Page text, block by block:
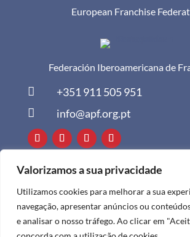
Valorizamos a sua privacidade
Utilizamos cookies para melhorar a sua
navegação, apresentar anúncios ou
e analisar o nosso tráfego. Ao clicar em
European Franchise
Federación Iberoamericana de
 +351 911 505 951
 info@apf.org.pt
Todos os direitos reservados
2024